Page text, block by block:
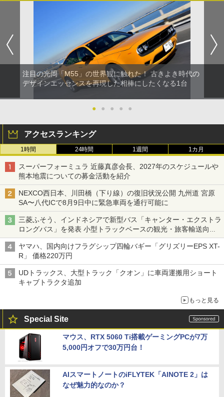
注目の光岡「M55」の世界観に触れた！ 古きよき時代の
デザインエッセンスを再現した相棒にしたくなる1台
● ● ● ● ●
アクセスランキング
1時間 24時間 1週間 1カ月
スーパーフォーミュラ 近藤真彦会長、2027年のスケジュールや
熊本地震についての募金活動を紹介
NEXCO西日本、川田橋（下り線）の復旧状況公開 九州道 宮原
SA〜八代ICで8月9日中に緊急車両を通行可能に
三菱ふそう、インドネシアで新型バス「キャンター・エクストラ
ロングバス」を発表 小型トラックベースの観光・旅客輸送向け
バス
ヤマハ、国内向けフラグシップ四輪バギー「グリズリーEPS XT-
R」 価格220万円
UDトラックス、大型トラック「クオン」に車両運搬用ショート
キャブトラクタ追加
もっと見る
Special Site
マウス、RTX 5060 Ti搭載ゲーミングPCが7万
5,000円オフで30万円台！
AIスマートノートのiFLYTEK「AINOTE 2」は
なぜ魅力的なのか？